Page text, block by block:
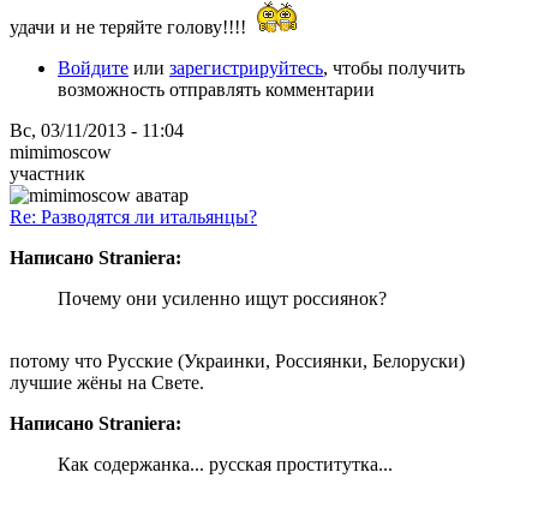
удачи и не теряйте голову!!!!
Войдите или зарегистрируйтесь, чтобы получить
возможность отправлять комментарии
Вс, 03/11/2013 - 11:04
mimimoscow
участник
Re: Разводятся ли итальянцы?
Написано Straniera:
Почему они усиленно ищут россиянок?
потому что Русские (Украинки, Россиянки, Белоруски)
лучшие жёны на Свете.
Написано Straniera:
Как содержанка... русская проститутка...